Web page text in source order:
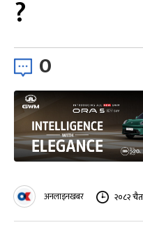
?
0
अनलाइनखबर २०८२